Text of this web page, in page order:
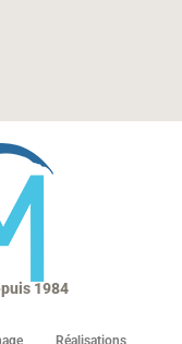
1984
Réalisations